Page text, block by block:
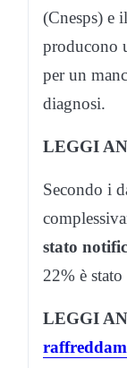
(Cnesps) e
producono
per un
diagnosi.
LEGGI
Secondo i
stato
22% è
LEGGI